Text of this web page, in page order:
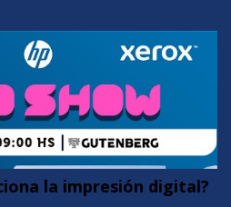
la impresión digital?